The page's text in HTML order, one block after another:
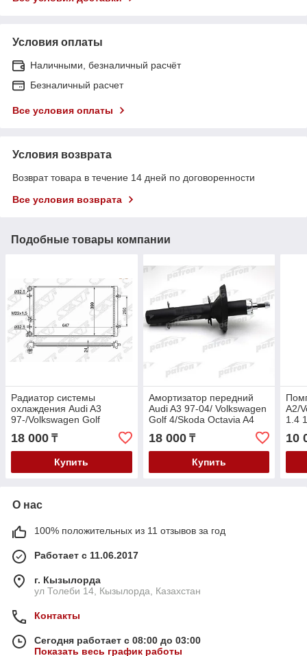
Условия оплаты
Наличными, безналичный расчёт
Безналичный расчет
Все условия оплаты
Условия возврата
Возврат товара в течение 14 дней по договоренности
Все условия возврата
Подобные товары компании
Радиатор системы
охлаждения Audi A3
97-/Volkswagen Golf
4/Bora/Jetta/Skoda Octavia
A4 V-1.6-2.0 1997-2005
18 000 ₸
Купить
Амортизатор передний
Audi A3 97-04/ Volkswagen
Golf 4/Skoda Octavia A4
18 000₸
Купить
A2/
1.4
16V
10
О нас
100% положительных из 11 отзывов за год
Работает с 11.06.2017
г. Кызылорда
ул Толеби 14, Кызылорда, Казахстан
Контакты
Сегодня работает с 08:00 до 03:00
Показать весь график работы